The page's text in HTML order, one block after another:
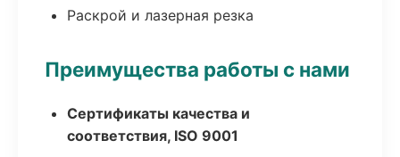
Раскрой и лазерная резка
Преимущества работы с нами
Сертификаты качества и
соответствия, ISO 9001